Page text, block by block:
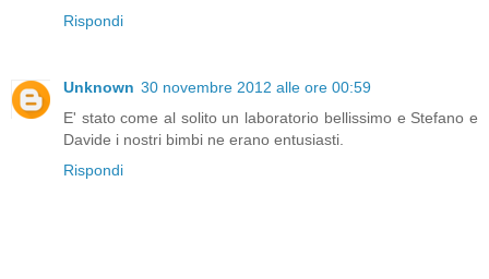
Rispondi
Unknown 30 novembre 2012 alle ore 00:59
E' stato come al solito un laboratorio bellissimo e Stefano e
Davide i nostri bimbi ne erano entusiasti.
Rispondi